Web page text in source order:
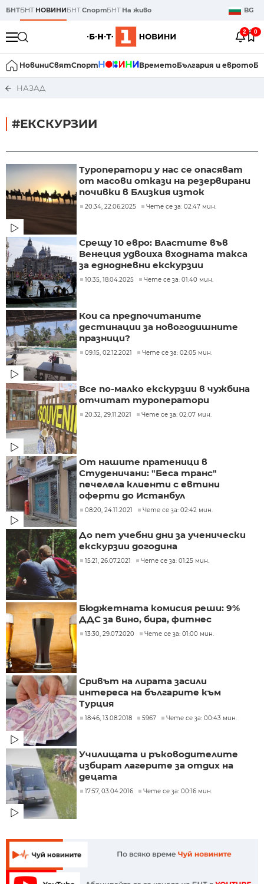
БНТБНТ НОВИНИБНТСпортБНТ На живо BG
2 0
НовиниСвятСпорт ВреметоБългария и еврото
НАЗАД
#ЕКСКУРЗИИ
Туроператори у нас се опасяват
от масови откази на резервирани
почивки в Близкия изток
20:34, 22.06.2025 Чете се за: 02:47 мин.
Срещу 10 евро: Властите във
Венеция удвоиха входната такса
за еднодневни екскурзии
10:35, 18.04.2025 Чете се за: 01:40 мин.
Кои са предпочитаните
дестинации за новогодишните
празници?
09:15, 02.12.2021 Чете се за: 02:05 мин.
Все по-малко екскурзии в чужбина
отчитат туроператори
20:32, 29.11.2021 Чете се за: 02:07 мин.
От нашите пратеници в
Студеничани: "Беса транс"
печелела клиенти с евтини
оферти до Истанбул
08:20, 24.11.2021 Чете се за: 02:42 мин.
До пет учебни дни за ученически
екскурзии догодина
15:21, 26.07.2021 Чете се за: 01:25 мин.
Бюджетната комисия реши: 9%
ДДС за вино, бира, фитнес
13:30, 29.07.2020 Чете се за: 01:00 мин.
Сривът на лирата засили
интереса на българите към
Турция
18:46, 13.08.2018 5967 Чете се за: 00:43 мин.
Училищата и ръководителите
избират лагерите за отдих на
децата
17:57, 03.04.2016 Чете се за: 00:16 мин.